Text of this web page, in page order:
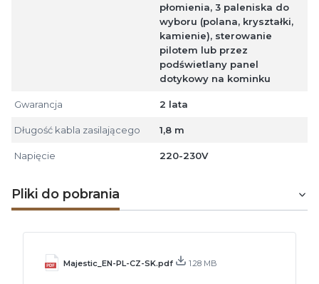
płomienia, 3 paleniska do
wyboru (polana, kryształki,
kamienie), sterowanie
pilotem lub przez
podświetlany panel
dotykowy na kominku
Gwarancja 2 lata
Długość kabla zasilającego 1,8 m
Napięcie 220-230V
Pliki do pobrania
Majestic_EN-PL-CZ-SK.pdf 1.28 MB